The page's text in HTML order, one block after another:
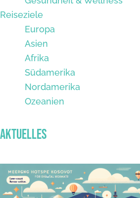
Reiseziele
Europa
Asien
Afrika
Südamerika
Nordamerika
Ozeanien
Aktuelles